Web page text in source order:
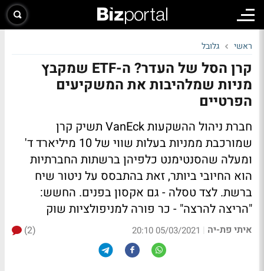
ראשי גלובל
קרן הסל של העדר? ה-ETF שמקבץ
מניות שמלהיבות את המשקיעים
הפרטיים
חברת ניהול ההשקעות VanEck תשיק קרן
שמורכבת ממניות בעלות שווי של 10 מיליארד ד'
ומעלה שהסנטימנט כלפיהן ברשתות החברתיות
הוא החיובי ביותר, זאת בהתבסס על ניטור שיח
ברשת. לצד טסלה - גם אקסון בפנים. החשש:
"הריצה להרצה" - כר פורה למניפולציות שוק
איתי פת-יה |
05/03/2021 20:10
(2)